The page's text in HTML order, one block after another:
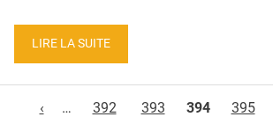
LIRE LA SUITE
‹
… 392 393 394 395